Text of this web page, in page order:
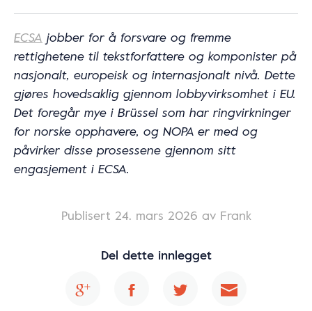
ECSA jobber for å forsvare og fremme
rettighetene til tekstforfattere og komponister på
nasjonalt, europeisk og internasjonalt nivå. Dette
gjøres hovedsaklig gjennom lobbyvirksomhet i EU.
Det foregår mye i Brüssel som har ringvirkninger
for norske opphavere, og NOPA er med og
påvirker disse prosessene gjennom sitt
engasjement i ECSA.
Publisert 24. mars 2026 av Frank
Del dette innlegget